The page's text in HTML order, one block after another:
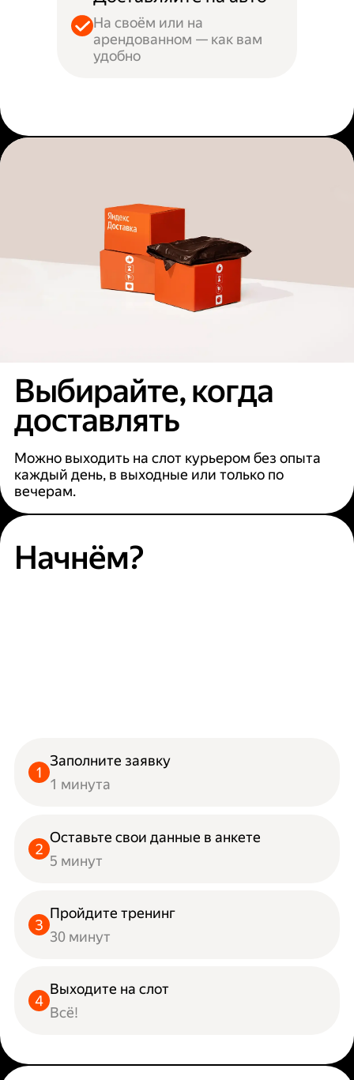
На своём или на
арендованном — как вам
удобно
Выбирайте, когда
доставлять
Можно выходить на слот курьером без опыта
каждый день, в выходные или только по
вечерам.
Начнём?
Заполните заявку
1 минута
Оставьте свои данные в анкете
5 минут
Пройдите тренинг
30 минут
Выходите на слот
Всё!